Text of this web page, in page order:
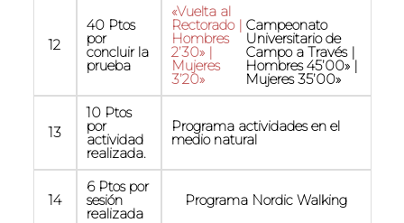
12
40 Ptos
por
concluir la
prueba
«Vuelta al
Rectorado |
Hombres
2’30» |
Mujeres
3’20»
Campeonato
Universitario de
Campo a Través |
Hombres 45’00» |
Mujeres 35’00»
13
10 Ptos
por
actividad
realizada.
Programa actividades en el
medio natural
14
6 Ptos por
sesión
realizada
Programa Nordic Walking